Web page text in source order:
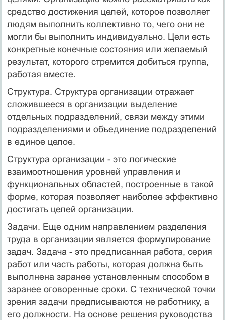
средство достижения целей, которое позволяет
людям выполнить коллективно то, чего они не
могли бы выполнить индивидуально. Цели есть
конкретные конечные состояния или желаемый
результат, которого стремится добиться группа,
работая вместе.
Структура. Структура организации отражает
сложившееся в организации выделение
отдельных подразделений, связи между этими
подразделениями и объединение подразделений
в единое целое.
Структура организации - это логические
взаимоотношения уровней управления и
функциональных областей, построенные в такой
форме, которая позволяет наиболее эффективно
достигать целей организации.
Задачи. Еще одним направлением разделения
труда в организации является формулирование
задач. Задача - это предписанная работа, серия
работ или часть работы, которая должна быть
выполнена заранее установленным способом в
заранее оговоренные сроки. С технической точки
зрения задачи предписываются не работнику, а
его должности. На основе решения руководства